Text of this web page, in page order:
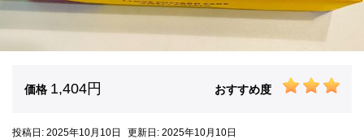
価格 1,404円 おすすめ度
投稿日: 2025年10月10日
更新日: 2025年10月10日